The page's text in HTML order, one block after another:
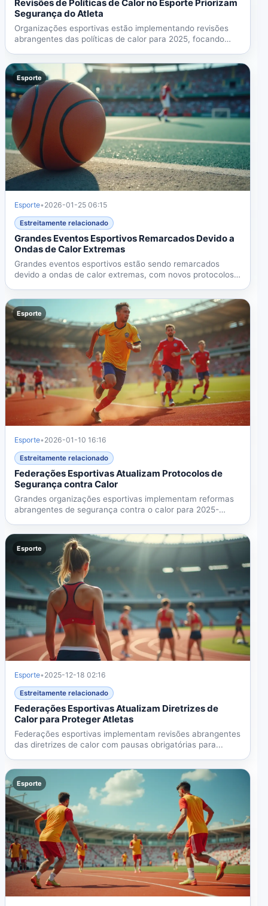
Revisões de Políticas de Calor no Esporte Priorizam
Segurança do Atleta
Organizações esportivas estão implementando revisões
abrangentes das políticas de calor para 2025, focando
Esporte
Esporte• 2026-01-25 06:15
Estreitamente relacionado
Grandes Eventos Esportivos Remarcados Devido a
Ondas de Calor Extremas
Grandes eventos esportivos estão sendo remarcados
devido a ondas de calor extremas, com novos protocolos
Esporte
Esporte• 2026-01-10 16:16
Estreitamente relacionado
Federações Esportivas Atualizam Protocolos de
Segurança contra Calor
Grandes organizações esportivas implementam reformas
abrangentes de segurança contra o calor para 2025-
Esporte
Esporte• 2025-12-18 02:16
Estreitamente relacionado
Federações Esportivas Atualizam Diretrizes de
Calor para Proteger Atletas
Federações esportivas implementam revisões abrangentes
das diretrizes de calor com pausas obrigatórias para...
Esporte